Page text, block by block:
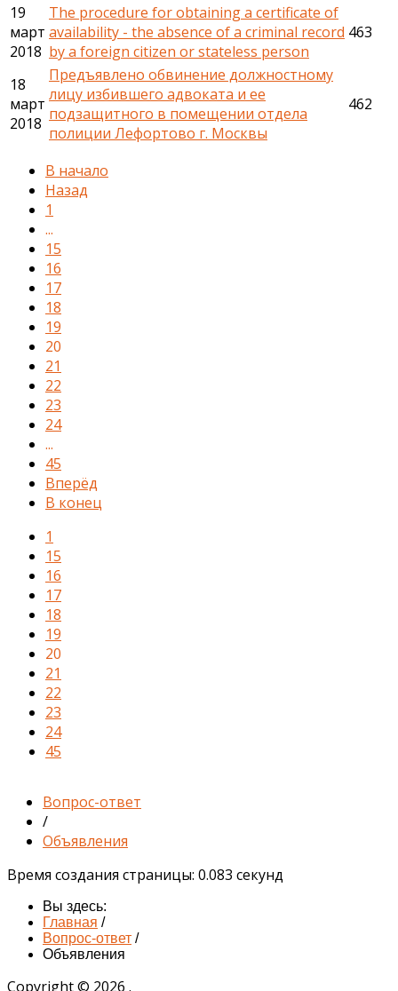
В начало
Назад
1
...
15
16
17
18
19
20
21
22
23
24
...
45
Вперёд
В конец
1
15
16
17
18
19
20
21
22
23
24
45
19
март
2018
The procedure for obtaining a certificate of
availability - the absence of a criminal record
by a foreign citizen or stateless person
463
18
март
2018
Предъявлено обвинение должностному
лицу избившего адвоката и ее
подзащитного в помещении отдела
полиции Лефортово г. Москвы
462
Вопрос-ответ
/
Объявления
Время создания страницы: 0.083 секунд
Вы здесь:
Главная /
Вопрос-ответ /
Объявления
Copyright © 2026 .